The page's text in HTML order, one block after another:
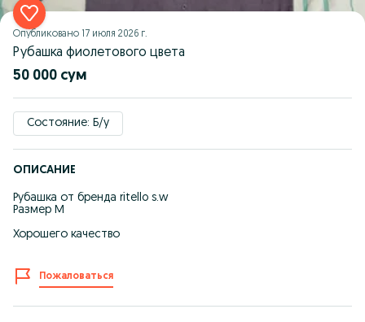
Опубликовано 17 июля 2026 г.
Рубашка фиолетового цвета
50 000 сум
Состояние: Б/у
ОПИСАНИЕ
Рубашка от бренда ritello s.w
Размер М
Хорошего качество
Пожаловаться